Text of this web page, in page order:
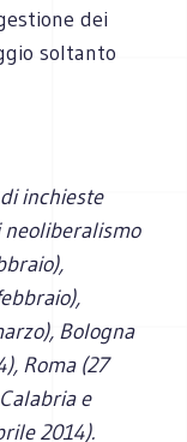
dei
sol­tanto
inchieste
Bologna
Roma (27
e
2014).